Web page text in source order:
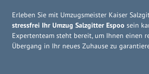
Erleben Sie mit Umzugsmeister Kaiser
stressfrei Ihr Umzug Salzgitter Espoo sein
Expertenteam steht bereit, um Ihnen einen
Übergang in Ihr neues Zuhause zu